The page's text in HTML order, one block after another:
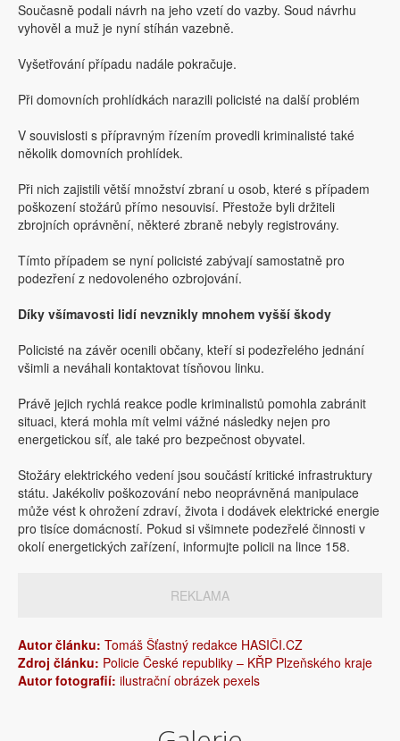
Současně podali návrh na jeho vzetí do vazby. Soud návrhu
vyhověl a muž je nyní stíhán vazebně.
Vyšetřování případu nadále pokračuje.
Při domovních prohlídkách narazili policisté na další problém
V souvislosti s přípravným řízením provedli kriminalisté také
několik domovních prohlídek.
Při nich zajistili větší množství zbraní u osob, které s případem
poškození stožárů přímo nesouvisí. Přestože byli držiteli
zbrojních oprávnění, některé zbraně nebyly registrovány.
Tímto případem se nyní policisté zabývají samostatně pro
podezření z nedovoleného ozbrojování.
Díky všímavosti lidí nevznikly mnohem vyšší škody
Policisté na závěr ocenili občany, kteří si podezřelého jednání
všimli a neváhali kontaktovat tísňovou linku.
Právě jejich rychlá reakce podle kriminalistů pomohla zabránit
situaci, která mohla mít velmi vážné následky nejen pro
energetickou síť, ale také pro bezpečnost obyvatel.
Stožáry elektrického vedení jsou součástí kritické infrastruktury
státu. Jakékoliv poškozování nebo neoprávněná manipulace
může vést k ohrožení zdraví, života i dodávek elektrické energie
pro tisíce domácností. Pokud si všimnete podezřelé činnosti v
okolí energetických zařízení, informujte policii na lince 158.
REKLAMA
Autor článku: Tomáš Šťastný redakce HASIČI.CZ
Zdroj článku: Policie České republiky – KŘP Plzeňského kraje
Autor fotografií: ilustrační obrázek pexels